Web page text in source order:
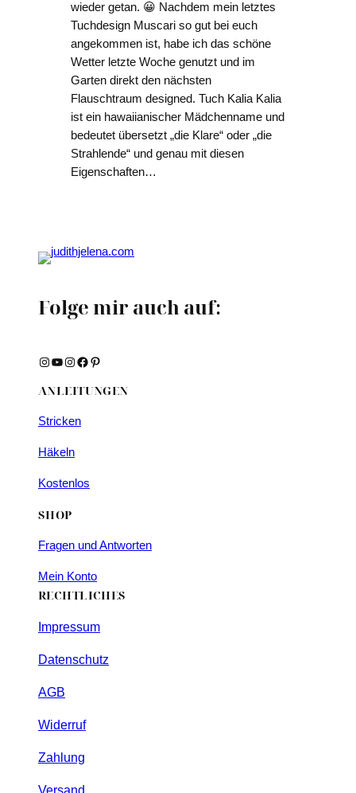
wieder getan. 😀 Nachdem mein letztes
Tuchdesign Muscari so gut bei euch
angekommen ist, habe ich das schöne
Wetter letzte Woche genutzt und im
Garten direkt den nächsten
Flauschtraum designed. Tuch Kalia Kalia
ist ein hawaiianischer Mädchenname und
bedeutet übersetzt „die Klare“ oder „die
Strahlende“ und genau mit diesen
Eigenschaften…
Folge mir auch auf:
Instagram YouTube Instagram Facebook Pinterest
ANLEITUNGEN
Stricken
Häkeln
Kostenlos
SHOP
Fragen und Antworten
Mein Konto
RECHTLICHES
Impressum
Datenschutz
AGB
Widerruf
Zahlung